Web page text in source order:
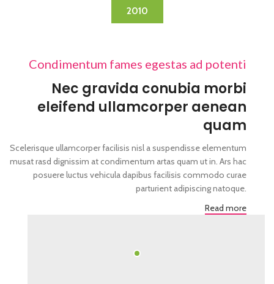
2010
Condimentum fames egestas ad potenti
Nec gravida conubia morbi
eleifend ullamcorper aenean
quam
Scelerisque ullamcorper facilisis nisl a suspendisse elementum
musat rasd dignissim at condimentum artas quam ut in. Ars hac
posuere luctus vehicula dapibus facilisis commodo curae
parturient adipiscing natoque.
Read more